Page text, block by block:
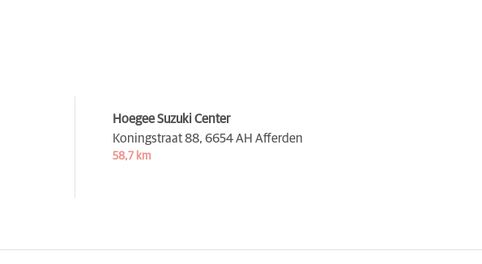
Hoegee Suzuki Center
Koningstraat 88, 6654 AH Afferden
58,7 km